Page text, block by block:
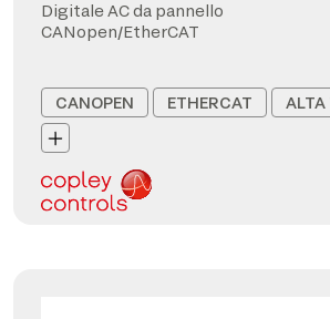
Digitale AC da pannello
CANopen/EtherCAT
CANOPEN ETHERCAT ALTA